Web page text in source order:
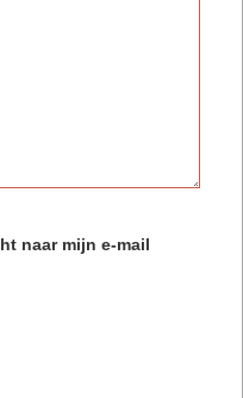
naar mijn e-mail